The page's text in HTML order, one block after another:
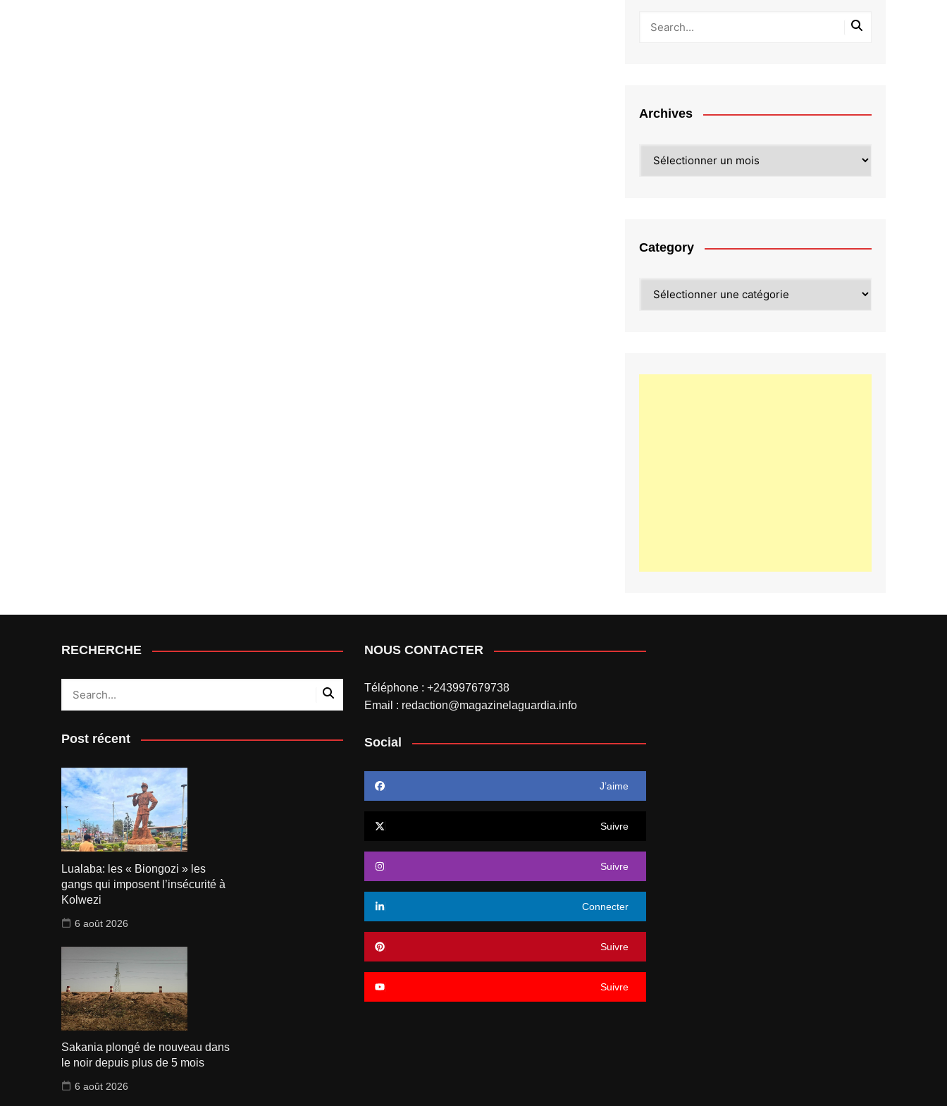
Archives
Category
RECHERCHE
Post récent
Lualaba: les « Biongozi » les
gangs qui imposent l’insécurité à
Kolwezi
6 août 2026
Sakania plongé de nouveau dans
le noir depuis plus de 5 mois
6 août 2026
NOUS CONTACTER
Téléphone : +243997679738
Email : redaction@magazinelaguardia.info
Social
J’aime
Suivre
Suivre
Connecter
Suivre
Suivre